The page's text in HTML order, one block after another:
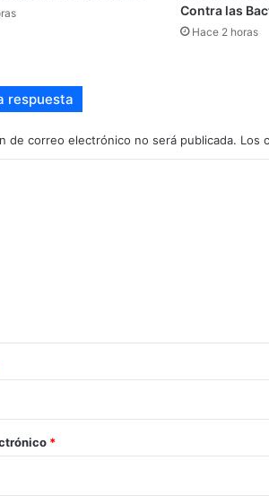
Contra las
Hace 2 horas
respuesta
de correo electrónico no será publicada. Los
*